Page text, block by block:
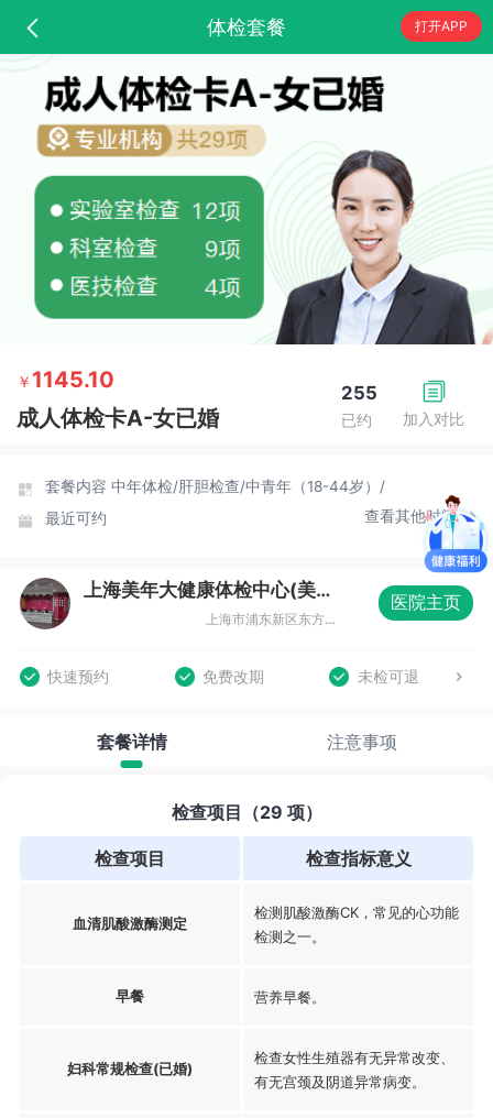
体检套餐 打开APP
加入对比
255
已约
￥ 1145.10
成人体检卡A-女已婚
套餐内容 中年体检/肝胆检查/中青年（18-44岁）/
最近可约
查看其他时间
上海美年大健康体检中心(美东分院)
上海市浦东新区东方路836号齐鲁大厦3楼整层
医院主页
快速预约 免费改期 未检可退
套餐详情 注意事项
检查项目（29 项）
检查项目 检查指标意义
血清肌酸激酶测定
检测肌酸激酶CK，常见的心功能
检测之一。
早餐 营养早餐。
妇科常规检查(已婚)
检查女性生殖器有无异常改变、
有无宫颈及阴道异常病变。